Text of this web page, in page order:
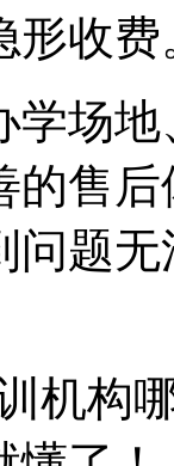
形收费
学场
的售
问题